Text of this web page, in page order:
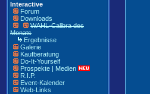
Interactive
Forum
Downloads
WAHL-Calibra des
Monats
Ergebnisse
Galerie
Kaufberatung
Do-It-Yourself
Prospekte | Medien
R.I.P.
Event-Kalender
Web-Links